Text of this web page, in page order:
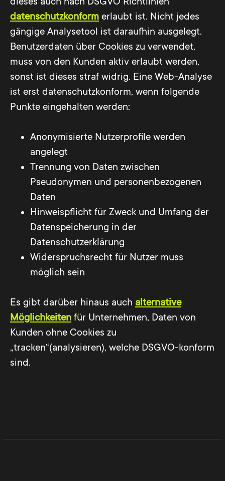
datenschutzkonform erlaubt ist. Nicht jedes
gängige Analysetool ist daraufhin ausgelegt.
Benutzerdaten über Cookies zu verwendet,
muss von den Kunden aktiv erlaubt werden,
sonst ist dieses straf widrig. Eine Web-Analyse
ist erst datenschutzkonform, wenn folgende
Punkte eingehalten werden:
Anonymisierte Nutzerprofile werden
angelegt
Trennung von Daten zwischen
Pseudonymen und personenbezogenen
Daten
Hinweispflicht für Zweck und Umfang der
Datenspeicherung in der
Datenschutzerklärung
Widerspruchsrecht für Nutzer muss
möglich sein
Es gibt darüber hinaus auch alternative
Möglichkeiten für Unternehmen, Daten von
Kunden ohne Cookies zu
„tracken“(analysieren), welche DSGVO-konform
sind.